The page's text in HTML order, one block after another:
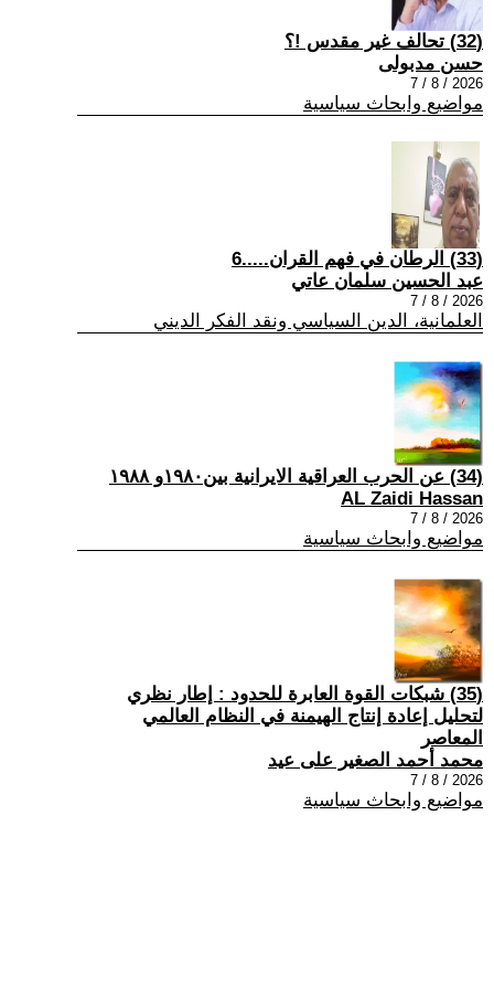
(32) تحالف غير مقدس !؟
حسن مدبولى
2026 / 8 / 7
مواضيع وابحاث سياسية
(33) الرطان في فهم القران.....6
عبد الحسين سلمان عاتي
2026 / 8 / 7
العلمانية، الدين السياسي ونقد الفكر الديني
(34) عن الحرب العراقية الايرانية بين١٩٨٠و ١٩٨٨
AL Zaidi Hassan
2026 / 8 / 7
مواضيع وابحاث سياسية
(35) شبكات القوة العابرة للحدود : إطار نظري
لتحليل إعادة إنتاج الهيمنة في النظام العالمي
المعاصر
محمد أحمد الصغير على عيد
2026 / 8 / 7
مواضيع وابحاث سياسية